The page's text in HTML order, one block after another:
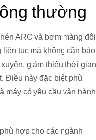
thường
ARO và bơm màng đôi
liên tục mà không cần bảo
giảm thiểu thời gian
Điều này đặc biệt phù
máy có yêu cầu vận hành
hợp cho các ngành